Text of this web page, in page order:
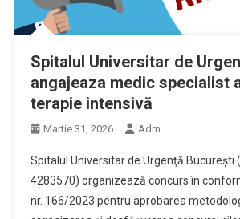
Spitalul Universitar de
angajeaza medic specialist
terapie intensivă
Martie 31, 2026 Adm
Spitalul Universitar de Urgenţă Bucureşti
4283570) organizează concurs în
nr. 166/2023 pentru aprobarea